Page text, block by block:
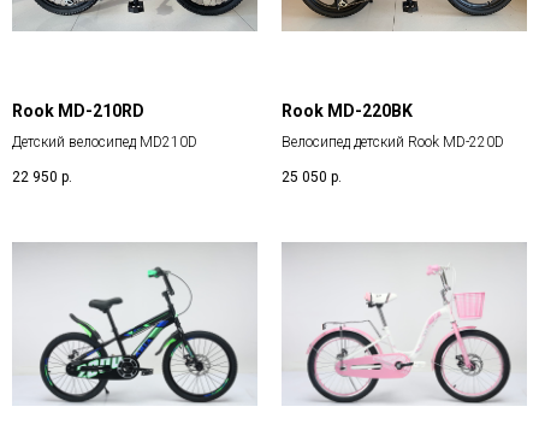
Rook MD-210RD
Детский велосипед MD210D
22 950 р.
Rook MD-220BK
Велосипед детский Rook MD-220D
25 050 р.